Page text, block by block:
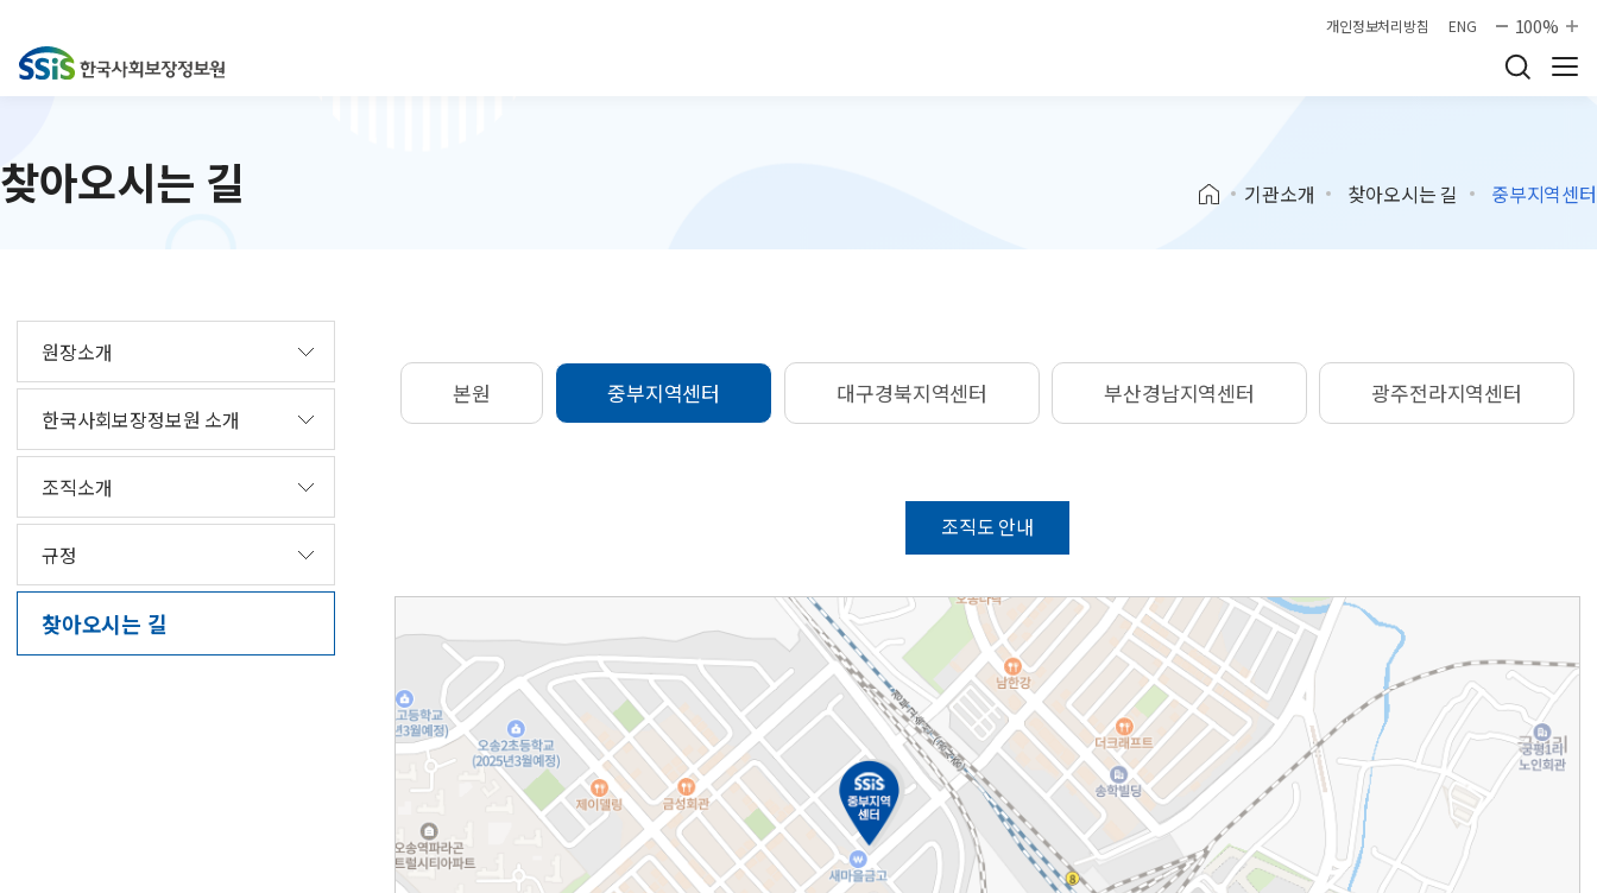
개인정보처리방침 ENG 100%
찾아오시는 길 기관소개 찾아오시는 길 중부지역센터
원장소개
한국사회보장정보원 소개
조직소개
규정
찾아오시는 길
본원 중부지역센터 대구경북지역센터 부산경남지역센터 광주전라지역센터
조직도 안내